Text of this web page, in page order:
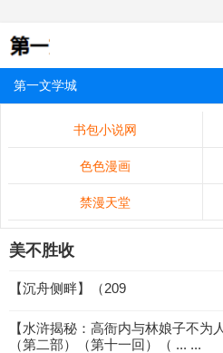
第一文学城
书包小说网
色色漫画
禁漫天堂
美不胜收
【沉舟侧畔】（209
【水浒揭秘：高衙内与林娘子不为
（第二部）（第十一回）（ ... ...